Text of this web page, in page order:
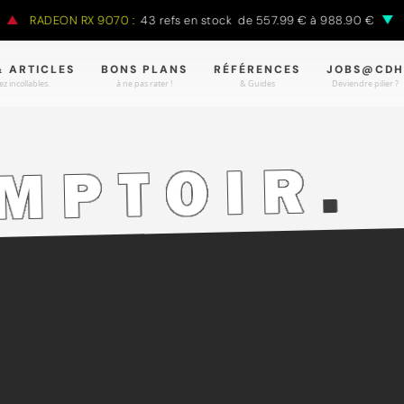
RADEON RX 9070 : 43 refs en stock de 557.99 € à 988.90 €
ARTICLES
incollables.
BONS PLANS
à ne pas rater !
RÉFÉRENCES
& Guides
JOBS@CDH
Deviendre pilier ?